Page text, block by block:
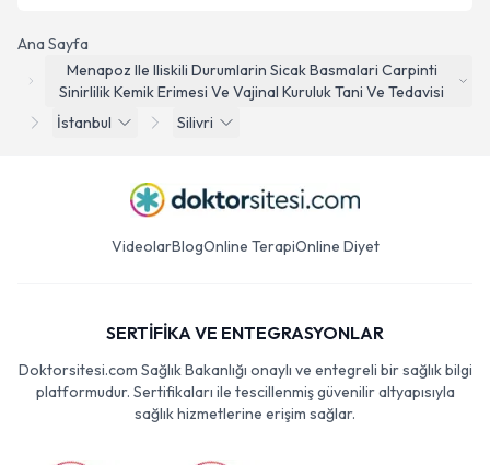
Ana Sayfa
Menapoz Ile Iliskili Durumlarin Sicak Basmalari Carpinti
Sinirlilik Kemik Erimesi Ve Vajinal Kuruluk Tani Ve Tedavisi
İstanbul
Silivri
VideolarBlogOnline TerapiOnline Diyet
SERTİFİKA VE ENTEGRASYONLAR
Doktorsitesi.com Sağlık Bakanlığı onaylı ve entegreli bir sağlık bilgi
platformudur. Sertifikaları ile tescillenmiş güvenilir altyapısıyla
sağlık hizmetlerine erişim sağlar.